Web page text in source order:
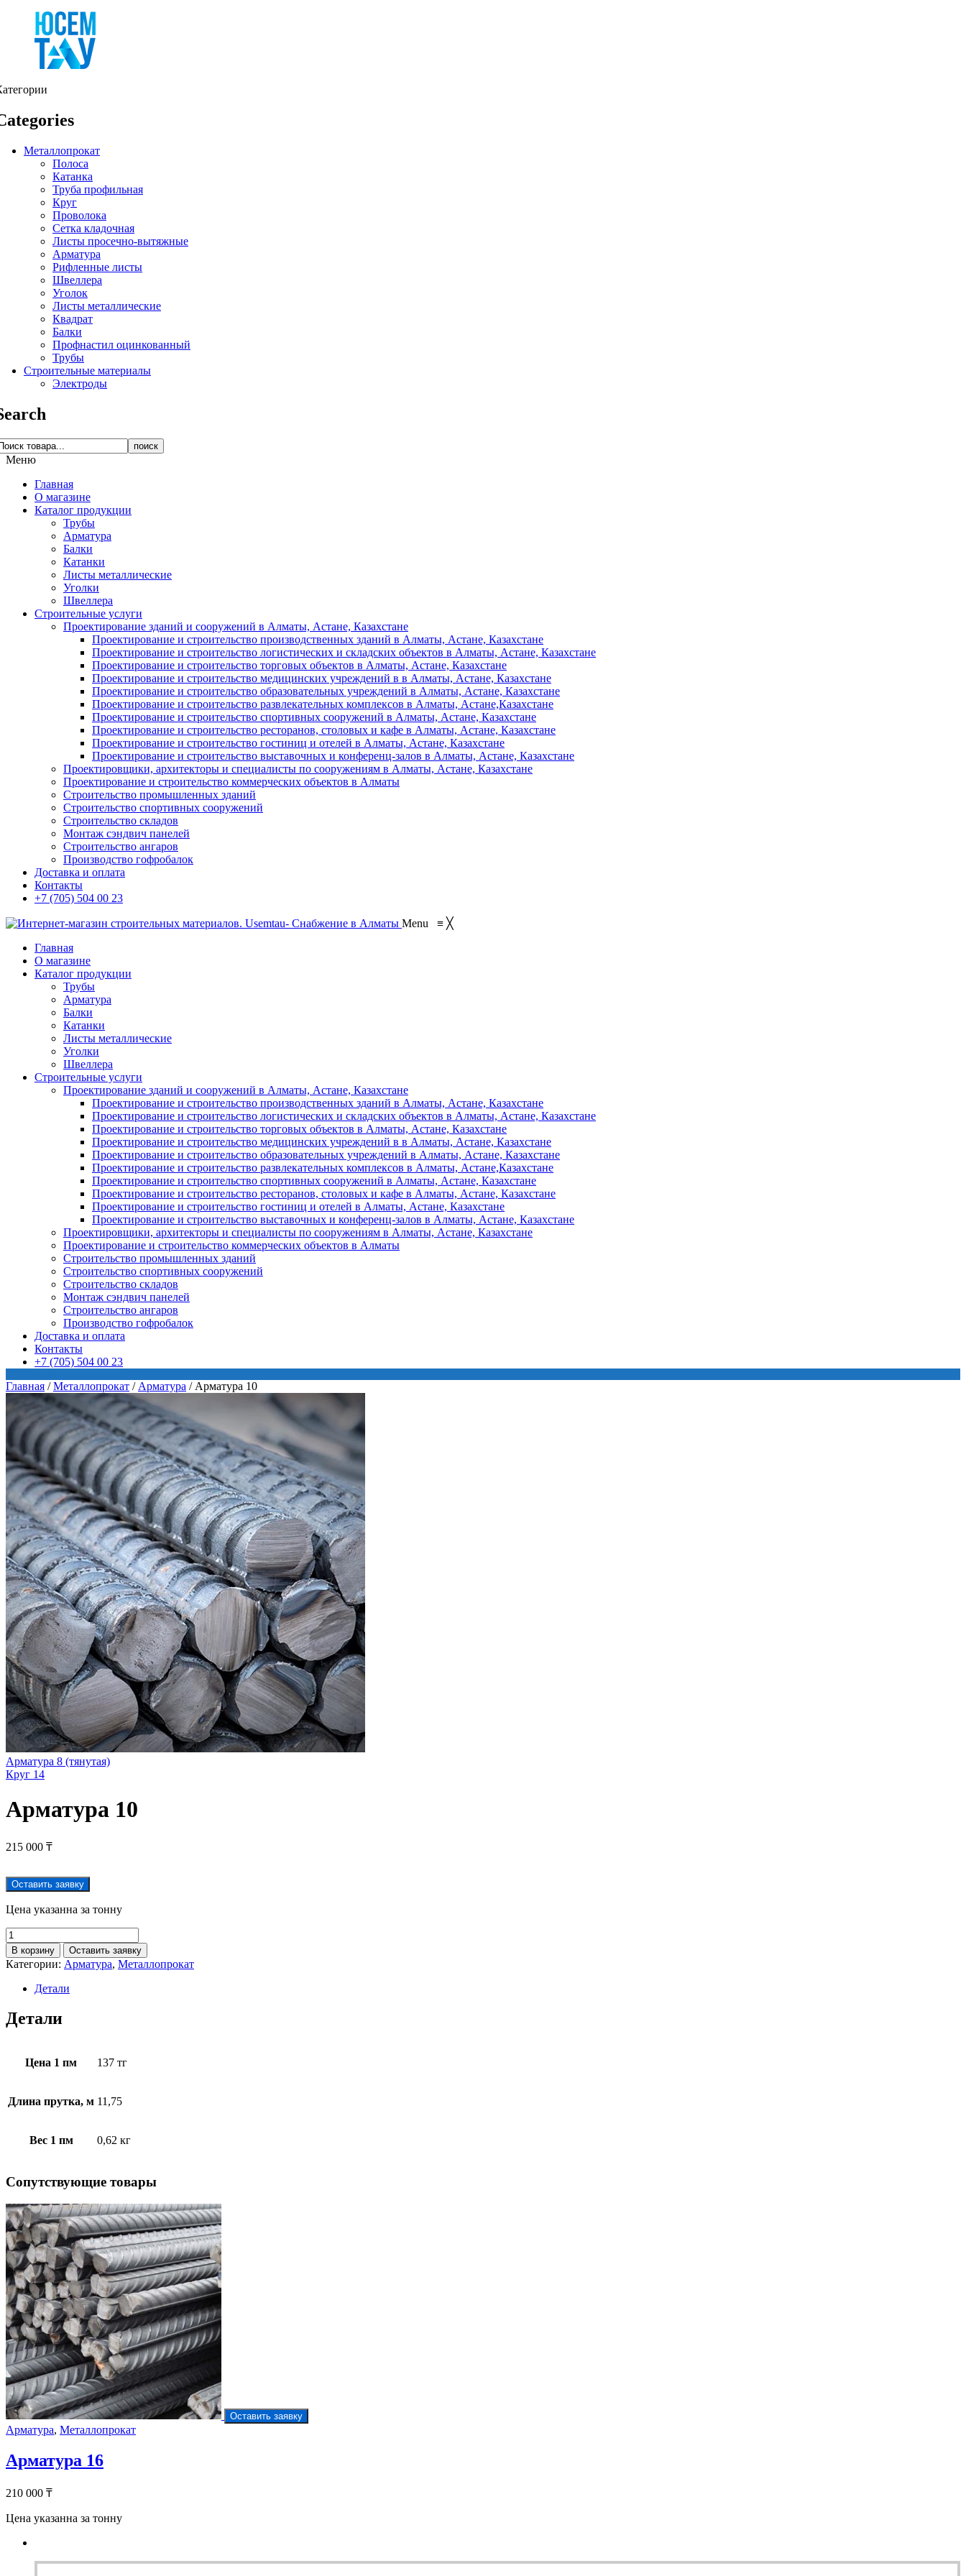
Металлопрокат
Полоса
Катанка
Труба профильная
Круг
Проволока
Сетка кладочная
Листы просечно-вытяжные
Арматура
Рифленные листы
Швеллера
Уголок
Листы металлические
Квадрат
Балки
Профнастил оцинкованный
Трубы
Строительные материалы
Электроды
поиск
Меню
Главная
О магазине
Каталог продукции
Трубы
Арматура
Балки
Катанки
Листы металлические
Уголки
Швеллера
Строительные услуги
Проектирование зданий и сооружений в Алматы, Астане, Казахстане
Проектирование и строительство производственных зданий в Алматы, Астане, Казахстане
Проектирование и строительство логистических и складских объектов в Алматы, Астане, Казахстане
Проектирование и строительство торговых объектов в Алматы, Астане, Казахстане
Проектирование и строительство медицинских учреждений в в Алматы, Астане, Казахстане
Проектирование и строительство образовательных учреждений в Алматы, Астане, Казахстане
Проектирование и строительство развлекательных комплексов в Алматы, Астане,Казахстане
Проектирование и строительство спортивных сооружений в Алматы, Астане, Казахстане
Проектирование и строительство ресторанов, столовых и кафе в Алматы, Астане, Казахстане
Проектирование и строительство гостиниц и отелей в Алматы, Астане, Казахстане
Проектирование и строительство выставочных и конференц-залов в Алматы, Астане, Казахстане
Проектировщики, архитекторы и специалисты по сооружениям в Алматы, Астане, Казахстане
Проектирование и строительство коммерческих объектов в Алматы
Строительство промышленных зданий
Строительство спортивных сооружений
Строительство складов
Монтаж сэндвич панелей
Строительство ангаров
Производство гофробалок
Доставка и оплата
Контакты
+7 (705) 504 00 23
Menu ≡ ╳
Главная
О магазине
Каталог продукции
Трубы
Арматура
Балки
Катанки
Листы металлические
Уголки
Швеллера
Строительные услуги
Проектирование зданий и сооружений в Алматы, Астане, Казахстане
Проектирование и строительство производственных зданий в Алматы, Астане, Казахстане
Проектирование и строительство логистических и складских объектов в Алматы, Астане, Казахстане
Проектирование и строительство торговых объектов в Алматы, Астане, Казахстане
Проектирование и строительство медицинских учреждений в в Алматы, Астане, Казахстане
Проектирование и строительство образовательных учреждений в Алматы, Астане, Казахстане
Проектирование и строительство развлекательных комплексов в Алматы, Астане,Казахстане
Проектирование и строительство спортивных сооружений в Алматы, Астане, Казахстане
Проектирование и строительство ресторанов, столовых и кафе в Алматы, Астане, Казахстане
Проектирование и строительство гостиниц и отелей в Алматы, Астане, Казахстане
Проектирование и строительство выставочных и конференц-залов в Алматы, Астане, Казахстане
Проектировщики, архитекторы и специалисты по сооружениям в Алматы, Астане, Казахстане
Проектирование и строительство коммерческих объектов в Алматы
Строительство промышленных зданий
Строительство спортивных сооружений
Строительство складов
Монтаж сэндвич панелей
Строительство ангаров
Производство гофробалок
Доставка и оплата
Контакты
+7 (705) 504 00 23
Главная / Металлопрокат / Арматура /Арматура 10
Арматура 8 (тянутая)
Круг 14
Арматура 10
215 000 ₸
Оставить заявку
Цена указанна за тонну
В корзину Оставить заявку
Категории: Арматура, Металлопрокат
Детали
Детали
Цена 1 пм 137 тг
Длина прутка, м 11,75
Вес 1 пм 0,62 кг
Cопутствующие товары
Оставить заявку
Арматура, Металлопрокат
Арматура 16
210 000 ₸
Цена указанна за тонну